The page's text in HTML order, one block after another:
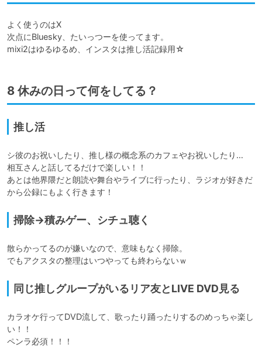
よく使うのはX
次点にBluesky、たいっつーを使ってます。
mixi2はゆるゆるめ、インスタは推し活記録用☆
8 休みの日って何をしてる？
推し活
シ彼のお祝いしたり、推し様の概念系のカフェやお祝いしたり…
相互さんと話してるだけで楽しい！！
あとは他界隈だと朗読や舞台やライブに行ったり、ラジオが好きだ
掃除→積みゲー、シチュ聴く
散らかってるのが嫌いなので、意味もなく掃除。
同じ推しグループがいるリア友とLIVE DVD見る
カラオケ行ってDVD流して、歌ったり踊ったりするのめっちゃ楽し
い！！
ペンラ必須！！！